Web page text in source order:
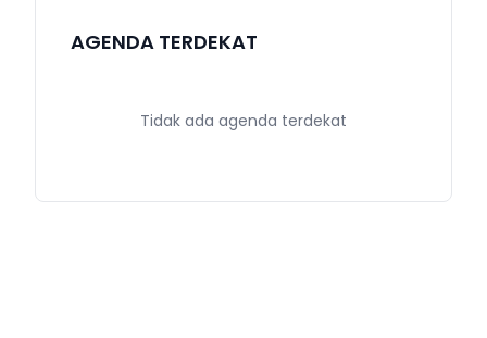
AGENDA TERDEKAT
Tidak ada agenda terdekat